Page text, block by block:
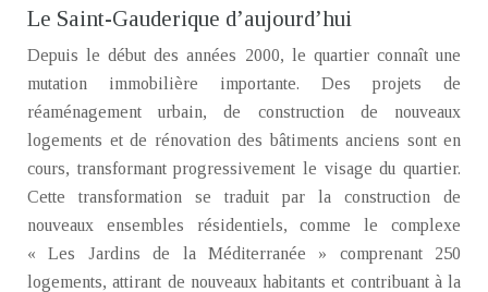
Le Saint-Gauderique d’aujourd’hui
Depuis le début des années 2000, le quartier connaît une
mutation immobilière importante. Des projets de
réaménagement urbain, de construction de nouveaux
logements et de rénovation des bâtiments anciens sont en
cours, transformant progressivement le visage du quartier.
Cette transformation se traduit par la construction de
nouveaux ensembles résidentiels, comme le complexe
« Les Jardins de la Méditerranée » comprenant 250
logements, attirant de nouveaux habitants et contribuant à la